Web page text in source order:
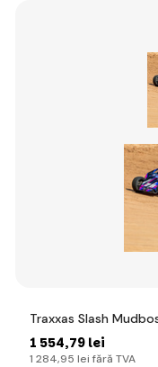
Traxxas Slash
1 554,79 lei
1 284,95 lei fără TVA